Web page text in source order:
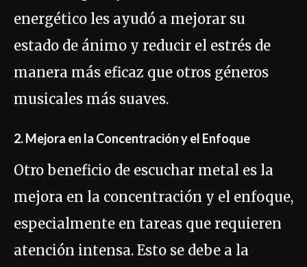
energético les ayudó a mejorar su
estado de ánimo y reducir el estrés de
manera más eficaz que otros géneros
musicales más suaves.
2. Mejora en la Concentración y el Enfoque
Otro beneficio de escuchar metal es la
mejora en la concentración y el enfoque,
especialmente en tareas que requieren
atención intensa. Esto se debe a la